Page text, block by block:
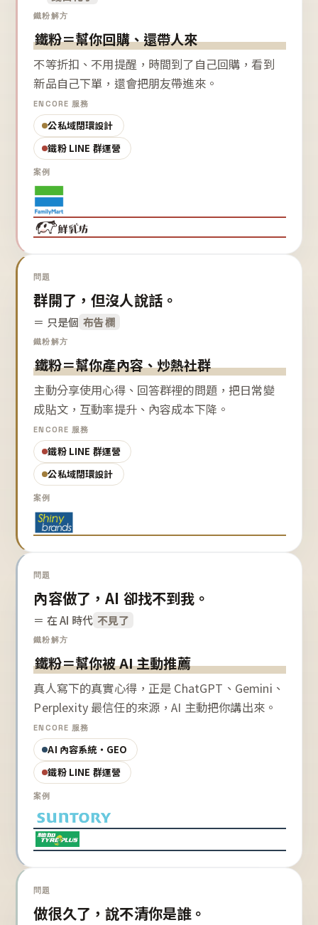
鐵粉解方
鐵粉＝幫你回購、還帶人來
不等折扣、不用提醒，時間到了自己回購，看到
新品自己下單，還會把朋友帶進來。
ENCORE 服務
公私域閉環設計
鐵粉 LINE 群運營
案例
問題
群開了，但沒人說話。
＝ 只是個 布告欄
鐵粉解方
鐵粉＝幫你產內容、炒熱社群
主動分享使用心得、回答群裡的問題，把日常變
成貼文，互動率提升、內容成本下降。
ENCORE 服務
鐵粉 LINE 群運營
公私域閉環設計
案例
問題
內容做了，AI 卻找不到我。
＝ 在 AI 時代 不見了
鐵粉解方
鐵粉＝幫你被 AI 主動推薦
真人寫下的真實心得，正是 ChatGPT、Gemini、
Perplexity 最信任的來源，AI 主動把你講出來。
ENCORE 服務
AI 內容系統・GEO
鐵粉 LINE 群運營
案例
問題
做很久了，說不清你是誰。